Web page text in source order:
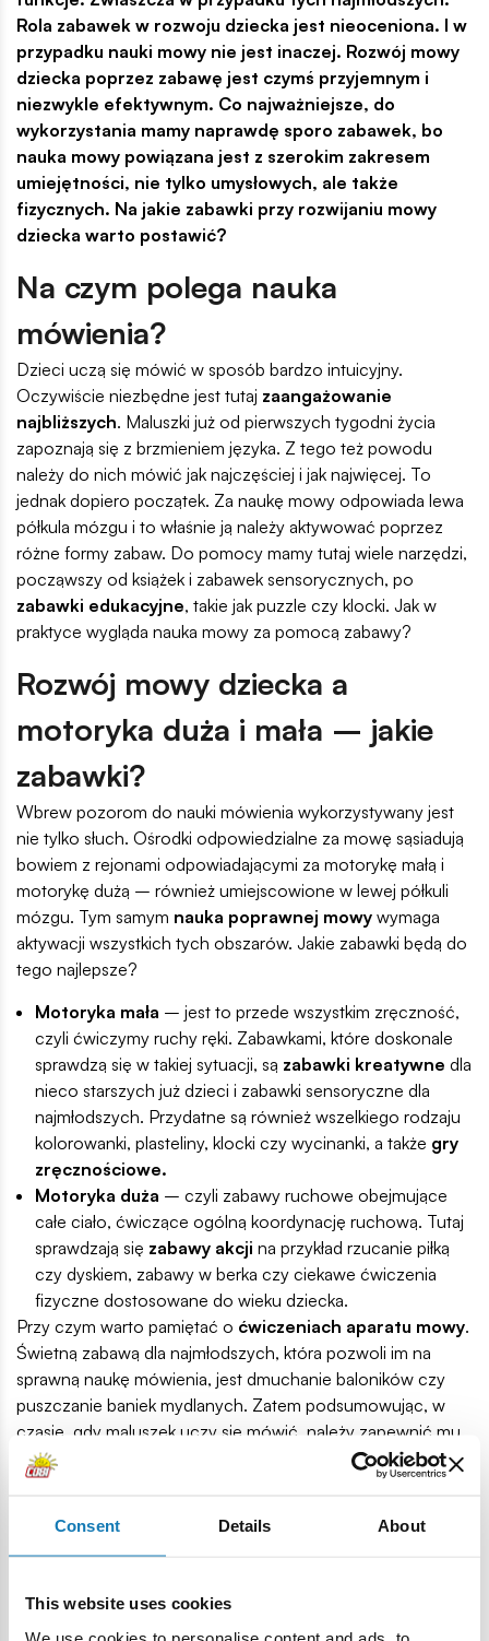
Consent Details About
This website uses cookies
We use cookies to personalise content and ads, to
Rola zabawek w rozwoju dziecka jest nieoceniona. I w
przypadku nauki mowy nie jest inaczej. Rozwój mowy
dziecka poprzez zabawę jest czymś przyjemnym i
niezwykle efektywnym. Co najważniejsze, do
wykorzystania mamy naprawdę sporo zabawek, bo
nauka mowy powiązana jest z szerokim zakresem
umiejętności, nie tylko umysłowych, ale także
fizycznych. Na jakie zabawki przy rozwijaniu mowy
dziecka warto postawić?
Na czym polega nauka
mówienia?
Dzieci uczą się mówić w sposób bardzo intuicyjny.
Oczywiście niezbędne jest tutaj zaangażowanie
najbliższych. Maluszki już od pierwszych tygodni życia
zapoznają się z brzmieniem języka. Z tego też powodu
należy do nich mówić jak najczęściej i jak najwięcej. To
jednak dopiero początek. Za naukę mowy odpowiada lewa
półkula mózgu i to właśnie ją należy aktywować poprzez
różne formy zabaw. Do pomocy mamy tutaj wiele narzędzi,
począwszy od książek i zabawek sensorycznych, po
zabawki edukacyjne, takie jak puzzle czy klocki. Jak w
praktyce wygląda nauka mowy za pomocą zabawy?
Rozwój mowy dziecka a
motoryka duża i mała – jakie
zabawki?
Wbrew pozorom do nauki mówienia wykorzystywany jest
nie tylko słuch. Ośrodki odpowiedzialne za mowę sąsiadują
bowiem z rejonami odpowiadającymi za motorykę małą i
motorykę dużą – również umiejscowione w lewej półkuli
mózgu. Tym samym nauka poprawnej mowy wymaga
aktywacji wszystkich tych obszarów. Jakie zabawki będą do
tego najlepsze?
Motoryka mała – jest to przede wszystkim zręczność,
czyli ćwiczymy ruchy ręki. Zabawkami, które doskonale
sprawdzą się w takiej sytuacji, są zabawki kreatywne dla
nieco starszych już dzieci i zabawki sensoryczne dla
najmłodszych. Przydatne są również wszelkiego rodzaju
kolorowanki, plasteliny, klocki czy wycinanki, a także gry
zręcznościowe.
Motoryka duża – czyli zabawy ruchowe obejmujące
całe ciało, ćwiczące ogólną koordynację ruchową. Tutaj
sprawdzają się zabawy akcji na przykład rzucanie piłką
czy dyskiem, zabawy w berka czy ciekawe ćwiczenia
fizyczne dostosowane do wieku dziecka.
Przy czym warto pamiętać o ćwiczeniach aparatu mowy.
Świetną zabawą dla najmłodszych, która pozwoli im na
sprawną naukę mówienia, jest dmuchanie baloników czy
puszczanie baniek mydlanych. Zatem podsumowując, w
czasie, gdy maluszek uczy się mówić, należy zapewnić mu
również możliwość rozwoju umiejętności zręcznościowych
i ruchowych. Co jeszcze wspiera rozwój mowy u dziecka?
Rozwój mowy dziecka poprzez
interaktywne